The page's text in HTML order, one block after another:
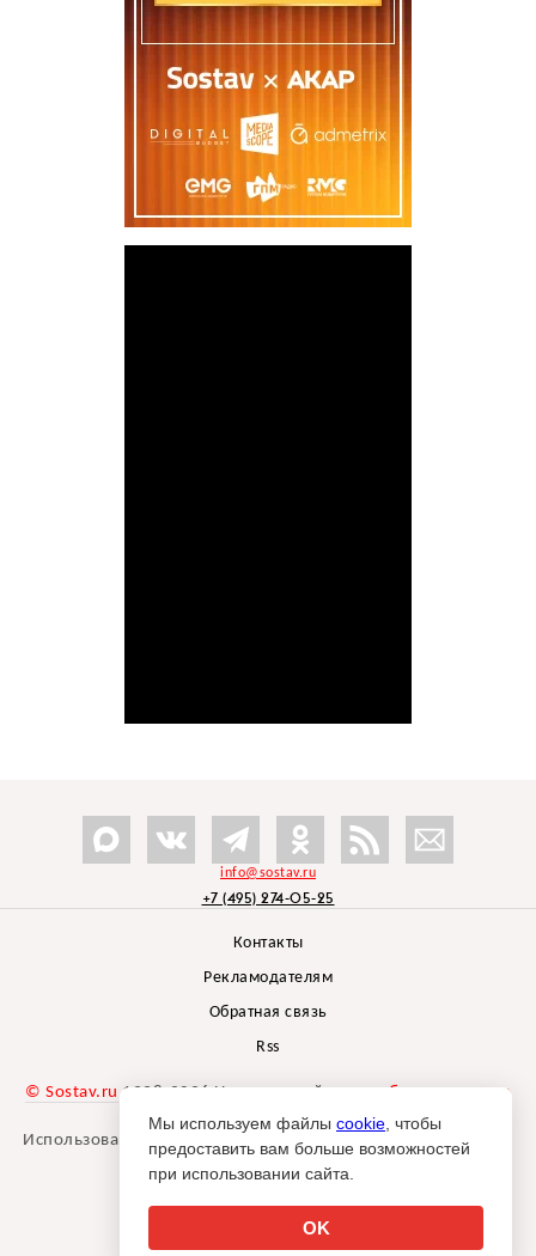
info@sostav.ru
+7 (495) 274-05-25
Контакты
Рекламодателям
Обратная связь
Rss
© Sostav.ru 1998-2026 Независимый проектбрендингового
агентства Depot
Использование материалов Sostav.ru допустимо только при
указании источника.
Мы используем файлы cookie , чтобы
предоставить вам больше возможностей
при использовании сайта.
OK